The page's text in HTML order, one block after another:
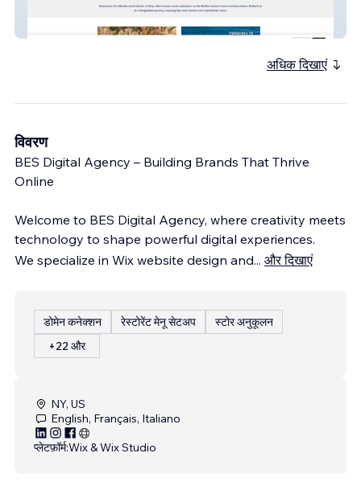
yachtrentalbalearics
अधिक दिखाएं
विवरण
BES Digital Agency – Building Brands That Thrive
Online
Welcome to BES Digital Agency, where creativity meets
technology to shape powerful digital experiences.
We specialize in Wix website design and... और दिखाएं
डोमेन कनेक्शन रेस्टोरेंट मेनू सेटअप
स्टोर अनुकूलन
+22 और
NY, US
English, Français, Italiano
प्लेटफ़ॉर्म:Wix & Wix Studio